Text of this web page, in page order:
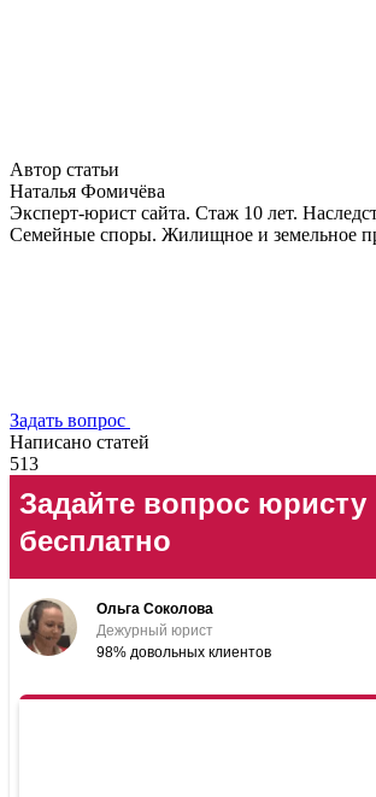
Автор статьи
Наталья Фомичёва
Эксперт-юрист сайта. Стаж 10 лет.
Семейные споры. Жилищное и земельное
Задать вопрос
Написано статей
513